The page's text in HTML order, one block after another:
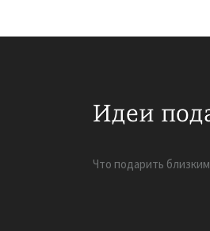
Что подарить близким